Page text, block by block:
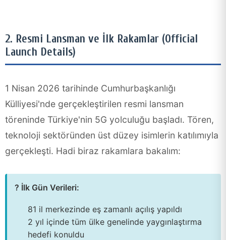
2. Resmi Lansman ve İlk Rakamlar (Official
Launch Details)
1 Nisan 2026 tarihinde Cumhurbaşkanlığı
Külliyesi'nde gerçekleştirilen resmi lansman
töreninde Türkiye'nin 5G yolculuğu başladı. Tören,
teknoloji sektöründen üst düzey isimlerin katılımıyla
gerçekleşti. Hadi biraz rakamlara bakalım:
? İlk Gün Verileri:
81 il merkezinde eş zamanlı açılış yapıldı
2 yıl içinde tüm ülke genelinde yaygınlaştırma
hedefi konuldu